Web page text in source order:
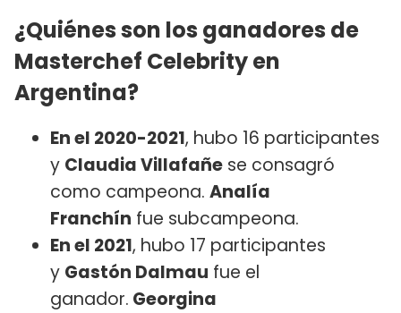
¿Quiénes son los ganadores de
Masterchef Celebrity en
Argentina?
En el 2020-2021, hubo 16 participantes
y Claudia Villafañe se consagró
como campeona. Analía
Franchín fue subcampeona.
En el 2021, hubo 17 participantes
y Gastón Dalmau fue el
ganador. Georgina